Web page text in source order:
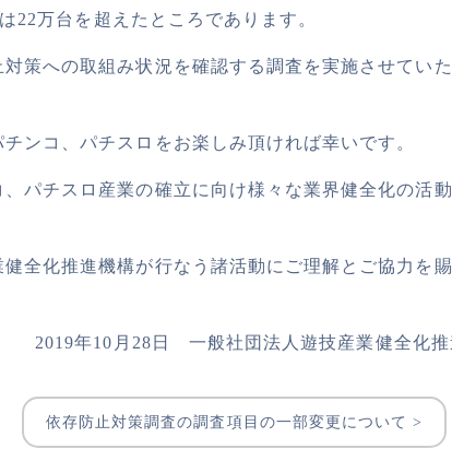
22万台を超えたところであります。
策への取組み状況を確認する調査を実施させていた
ンコ、パチスロをお楽しみ頂ければ幸いです。
パチスロ産業の確立に向け様々な業界健全化の活
全化推進機構が行なう諸活動にご理解とご協力を賜
2019年10月28日 一般社団法人遊技産業健全化推
依存防止対策調査の調査項目の一部変更について >